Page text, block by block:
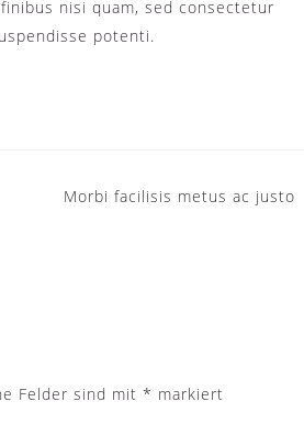
nisi quam, sed consectetur
potenti.
Morbi facilisis metus ac justo
Felder sind mit * markiert